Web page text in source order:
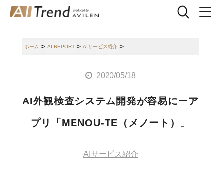
ホーム > AI REPORT > AIサービス紹介 >
2020/05/18
AI外観検査システム開発が容易にーア
プリ「MENOU-TE（メノート）」
AIサービス紹介